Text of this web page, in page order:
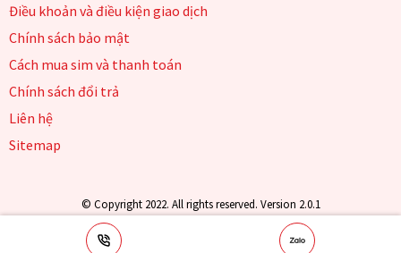
Điều khoản và điều kiện giao dịch
Chính sách bảo mật
Cách mua sim và thanh toán
Chính sách đổi trả
Liên hệ
Sitemap
© Copyright 2022. All rights reserved. Version 2.0.1